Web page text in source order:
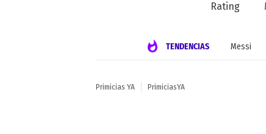
Rating
TENDENCIAS Messi
Primicias YA PrimiciasYA